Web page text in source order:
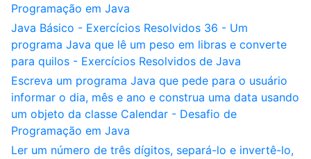
Programação em Java
Java Básico - Exercícios Resolvidos 36 - Um
programa Java que lê um peso em libras e converte
para quilos - Exercícios Resolvidos de Java
Escreva um programa Java que pede para o usuário
informar o dia, mês e ano e construa uma data usando
um objeto da classe Calendar - Desafio de
Programação em Java
Ler um número de três dígitos, separá-lo e invertê-lo,